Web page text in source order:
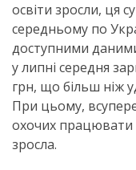
освіти зросли, ця
середньому по
доступними
у липні середня
грн, що більш ніж
При цьому,
охочих
зросла.